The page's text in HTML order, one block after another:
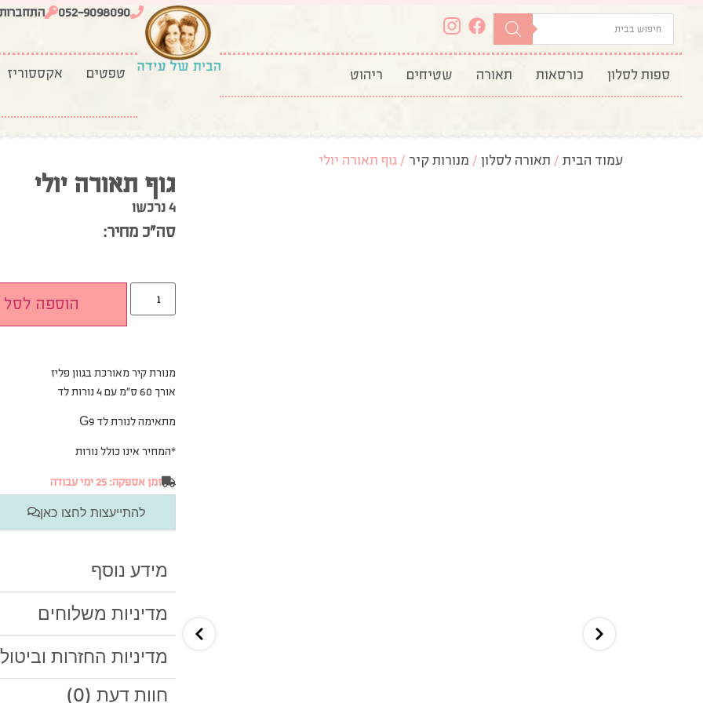
ספות לסלון כורסאות תאורה שטיחים ריהוט
052-9098090 התחברות
טפטים אקססוריז
עמוד הבית / תאורה לסלון / מנורות קיר / גוף תאורה יולי
גוף תאורה יולי
4 נרכשו
סה”כ מחיר:
הוספה לסל
מנורת קיר מאורכת בגוון פליז
אורך 60 ס”מ עם
מתאימה לנורת לד G9
*המחיר אינו כולל נורות
זמן אספקה: 25 ימי עבודה
להתייעצות לחצו כאן
מידע נוסף
מדיניות משלוחים
מדיניות החזרות
חוות דעת (0)